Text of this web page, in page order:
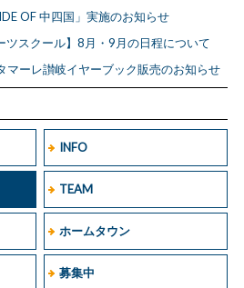
INFO
TEAM
ホームタウン
募集中
OF 中四国」実施のお知らせ
ツスクール】8月・9月の日程について
ーレ讃岐イヤーブック販売のお知らせ